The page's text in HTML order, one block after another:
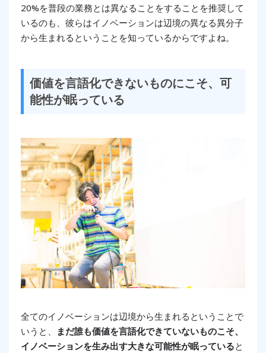
20%を普段の業務とは異なることをすることを推奨して
いるのも、彼らはイノベーションは辺境の異なる異分子
から生まれるということを知っているからですよね。
価値を言語化できないものにこそ、可
能性が眠っている
全てのイノベーションは辺境から生まれるということで
いうと、
まだ誰も価値を言語化できていないものこそ、
イノベーションを生み出す大きな可能性が眠っていると